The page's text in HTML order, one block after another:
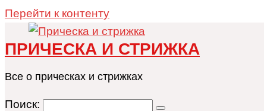
Перейти к контенту
ПРИЧЕСКА И СТРИЖКА
Все о прическах и стрижках
Поиск: